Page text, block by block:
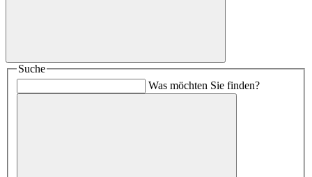
Suche
Was möchten Sie finden?